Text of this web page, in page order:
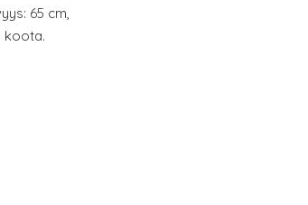
65 cm,
koota.